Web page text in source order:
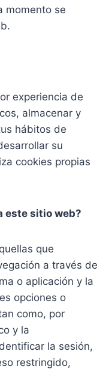
momento se
experiencia de
almacenar y
hábitos de
su
cookies propias
este sitio web?
que
a través de
o aplicación y la
opciones o
como, por
y la
la sesión,
restringido,